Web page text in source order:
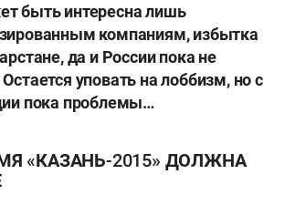
быть интересна лишь
компаниям, избытка
да и России пока не
уповать на лоббизм, но с
пока проблемы…
«КАЗАНЬ-2015» ДОЛЖНА